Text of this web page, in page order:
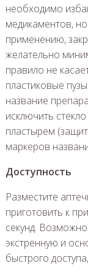
необходимо
медикаментов,
применению,
желательно
правило не
пластиковые
название
исключить
пластырем
маркеров
Доступность
Разместите
приготовить к
секунд.
экстренную и
быстрого